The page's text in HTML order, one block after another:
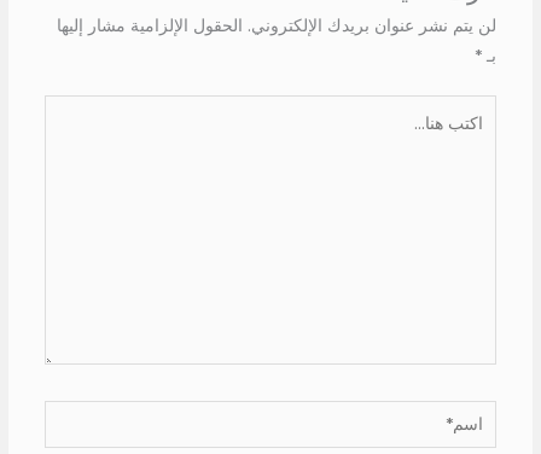
لن يتم نشر عنوان بريدك الإلكتروني. الحقول الإلزامية مشار إليها
بـ *
اسم*